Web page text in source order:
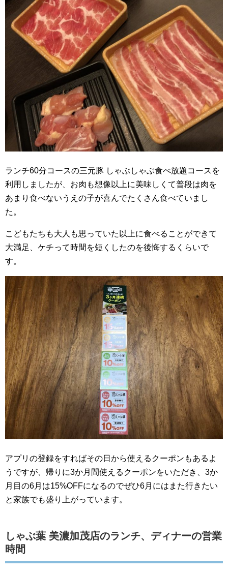
ランチ60分コースの三元豚 しゃぶしゃぶ食べ放題コースを
利用しましたが、お肉も想像以上に美味しくて普段は肉を
あまり食べないうえの子が喜んでたくさん食べていまし
た。
こどもたちも大人も思っていた以上に食べることができて
大満足、ケチって時間を短くしたのを後悔するくらいで
す。
アプリの登録をすればその日から使えるクーポンもあるよ
うですが、帰りに3か月間使えるクーポンをいただき、3か
月目の6月は15%OFFになるのでぜひ6月にはまた行きたい
と家族でも盛り上がっています。
しゃぶ葉 美濃加茂店のランチ、ディナーの営業
時間